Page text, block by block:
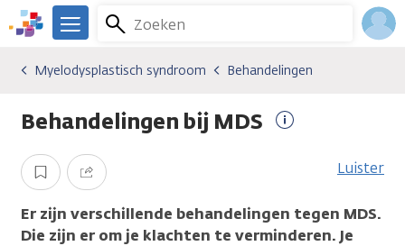
Overslaan
en
gaan
We
er
je.
Zoeken
Menu
Kankersoorten
Myelodysplastisch syndroom
Behandelingen
Myelodysplastisch syndroom Behandelingen
Behandelingen bij MDS
informatie
Opslaan Delen Luister
Er zijn verschillende behandelingen tegen MDS.
Die zijn er om je klachten te verminderen. Je